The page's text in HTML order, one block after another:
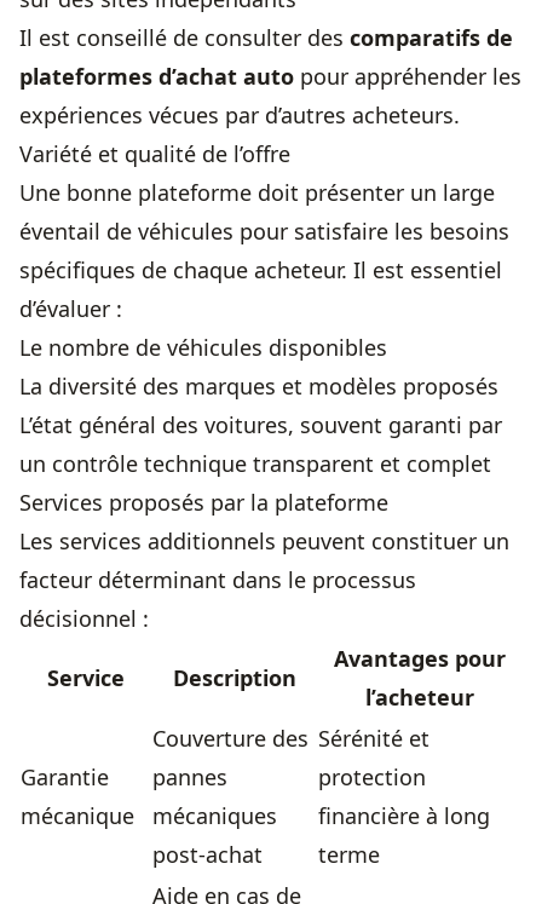
Il est conseillé de consulter des comparatifs de
plateformes d’achat auto pour appréhender les
expériences vécues par d’autres acheteurs.
Variété et qualité de l’offre
Une bonne plateforme doit présenter un large
éventail de véhicules pour satisfaire les besoins
spécifiques de chaque acheteur. Il est essentiel
d’évaluer :
Le nombre de véhicules disponibles
La diversité des marques et modèles proposés
L’état général des voitures, souvent garanti par
un contrôle technique transparent et complet
Services proposés par la plateforme
Les services additionnels peuvent constituer un
facteur déterminant dans le processus
décisionnel :
Service Description
Avantages pour
l’acheteur
Garantie
mécanique
Couverture des
pannes
mécaniques
post-achat
Sérénité et
protection
financière à long
terme
Aide en cas de